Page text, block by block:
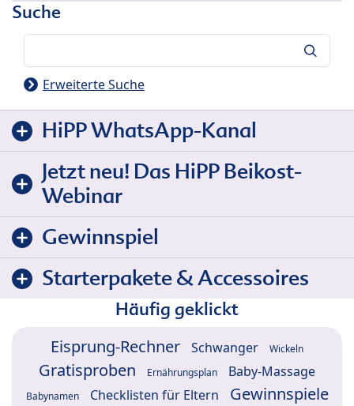
Suche
Erweiterte Suche
HiPP WhatsApp-Kanal
Jetzt neu! Das HiPP Beikost-
Webinar
Gewinnspiel
Starterpakete & Accessoires
Häufig geklickt
Eisprung-Rechner Schwanger Wickeln
Gratisproben Ernährungsplan Baby-Massage
Babynamen Checklisten für Eltern
Gewinnspiele